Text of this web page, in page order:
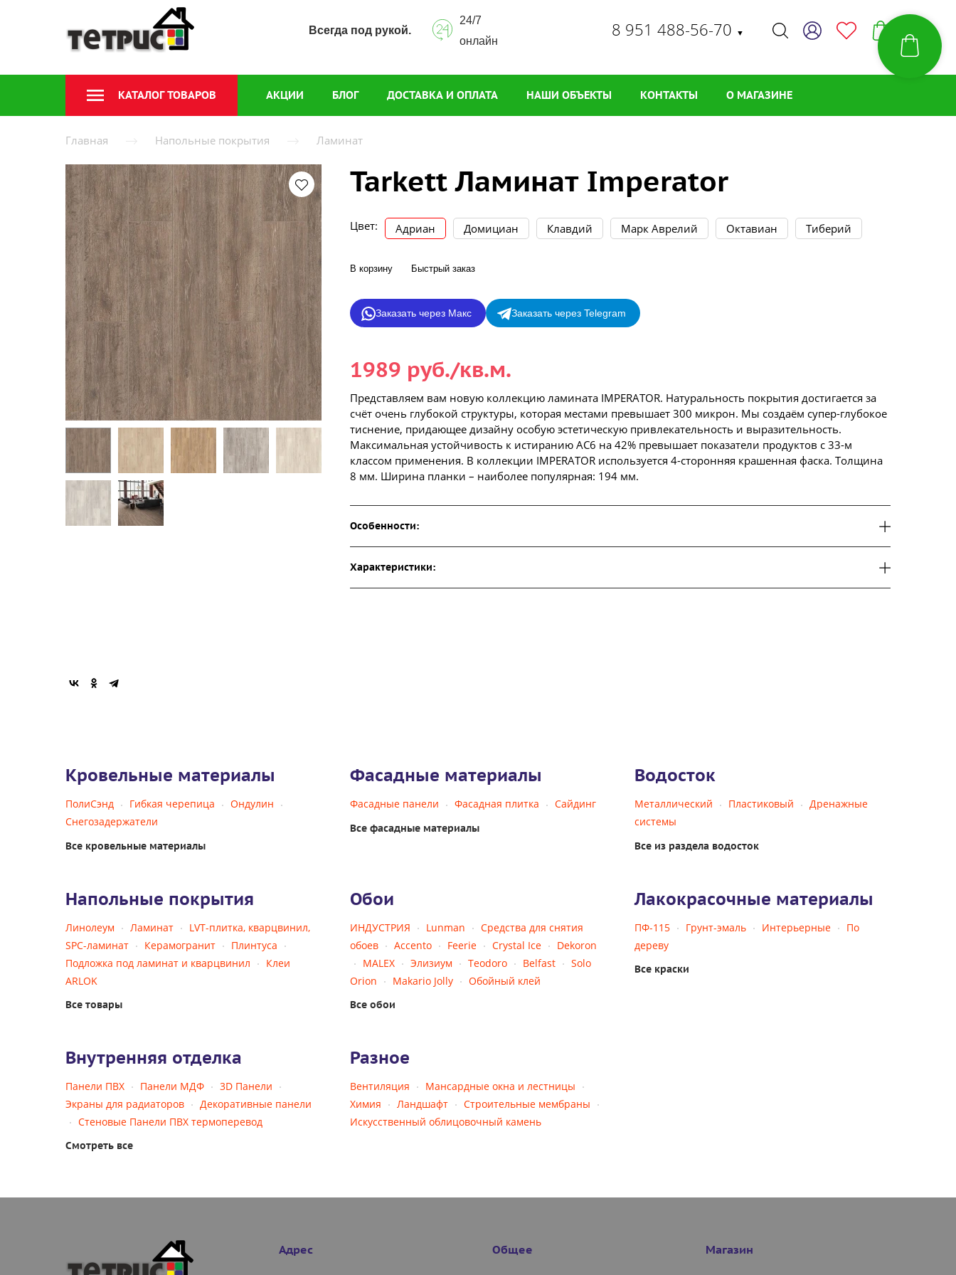
Всегда под рукой.
24/7
онлайн
8 951 488-56-70 ▼
КАТАЛОГ ТОВАРОВ АКЦИИ БЛОГ ДОСТАВКА И ОПЛАТА НАШИ ОБЪЕКТЫ КОНТАКТЫ О МАГАЗИНЕ
Главная Напольные покрытия Ламинат
Tarkett Ламинат Imperator
Цвет: Адриан Домициан Клавдий Марк Аврелий Октавиан Тиберий
В корзину Быстрый заказ
Заказать через Макс Заказать через Telegram
1989 руб./кв.м.
Представляем вам новую коллекцию ламината IMPERATOR. Натуральность покрытия достигается за
счёт очень глубокой структуры, которая местами превышает 300 микрон. Мы создаём супер-глубокое
тиснение, придающее дизайну особую эстетическую привлекательность и выразительность.
Максимальная устойчивость к истиранию АС6 на 42% превышает показатели продуктов с 33-м
классом применения. В коллекции IMPERATOR используется 4-сторонняя крашенная фаска. Толщина
8 мм. Ширина планки – наиболее популярная: 194 мм.
Особенности:
Характеристики:
Кровельные материалы
ПолиСэнд Гибкая черепица
Ондулин
Снегозадержатели
Все кровельные материалы
Фасадные материалы
Фасадные панели Фасадная плитка Сайдинг
Все фасадные материалы
Водосток
Металлический Пластиковый
Дренажные
системы
Все из раздела водосток
Напольные покрытия
Линолеум Ламинат
LVT-плитка, кварцвинил,
SPC-ламинат
Керамогранит
Плинтуса
Подложка под ламинат и кварцвинил
Клеи
ARLOK
Все товары
Обои
ИНДУСТРИЯ Lunman
Средства для снятия
обоев
Accento Feerie Crystal Ice
Dekoron
MALEX
Элизиум Teodoro Belfast
Solo
Orion
Makario Jolly Обойный клей
Все обои
Лакокрасочные материалы
ПФ-115 Грунт-эмаль Интерьерные
По
дереву
Все краски
Внутренняя отделка
Панели ПВХ Панели МДФ
3D Панели
Экраны для радиаторов
Декоративные панели
Стеновые Панели ПВХ термоперевод
Смотреть все
Разное
Вентиляция
Мансардные окна и лестницы
Химия
Ландшафт
Строительные мембраны
Искусственный облицовочный камень
Адрес Общее Магазин